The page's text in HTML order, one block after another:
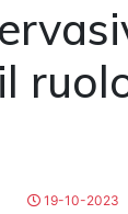
19-10-2023